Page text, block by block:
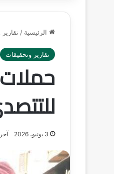
الرئيسية /
تقارير وتحقيقات
3 يونيو، 2026 آخر